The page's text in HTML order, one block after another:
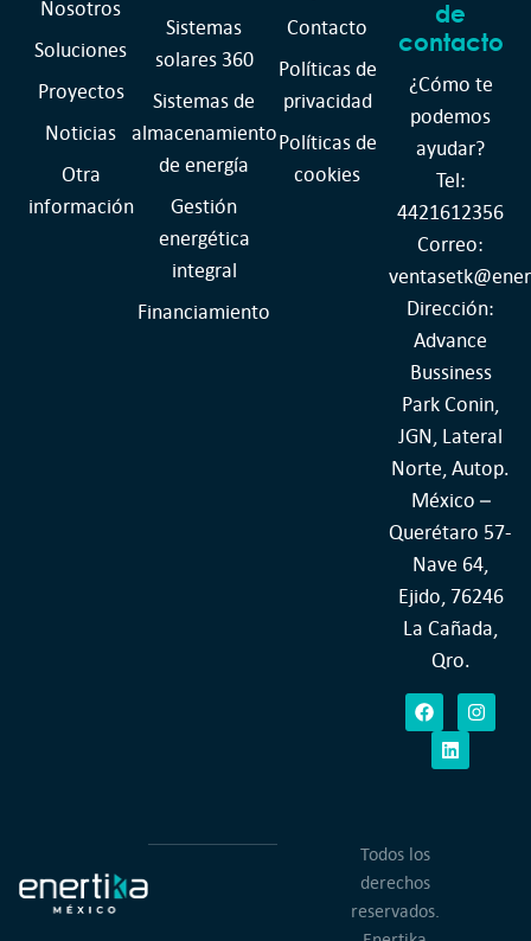
Nosotros
Soluciones
Proyectos
Noticias
Otra
información
Sistemas
solares 360
Sistemas de
almacenamiento
de energía
Gestión
energética
integral
Financiamiento
Contacto
Políticas de
privacidad
Políticas de
cookies
de
contacto
¿Cómo te
podemos
ayudar?
Tel:
4421612356
Correo:
Dirección:
Advance
Bussiness
Park Conin,
JGN, Lateral
Norte, Autop.
México –
Querétaro 57-
Nave 64,
Ejido, 76246
La Cañada,
Qro.
Todos los
derechos
reservados.